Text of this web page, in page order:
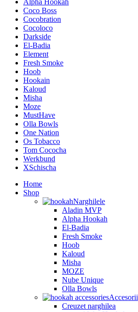
Coco Boss
Cocobration
Cocoloco
Darkside
El-Badia
Element
Fresh Smoke
Hoob
Hookain
Kaloud
Misha
Moze
MustHave
Olla Bowls
One Nation
Os Tobacco
Tom Cococha
Werkbund
XSchischa
Home
Shop
Narghilele
Aladin MVP
Alpha Hookah
El-Badia
Fresh Smoke
Hoob
Kaloud
Misha
MOZE
Nube Unique
Olla Bowls
Accesorii
Creuzet narghilea